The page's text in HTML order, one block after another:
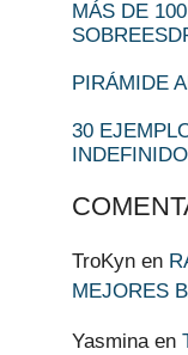
MÁS DE
PIRÁMIDE
30
TroKyn en
MEJORES
Yasminaen